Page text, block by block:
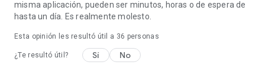
misma aplicación, pueden ser minutos, horas o de espera de
hasta un día. Es realmente molesto.
Esta opinión les resultó útil a 36 personas
¿Te resultó útil? Sí No